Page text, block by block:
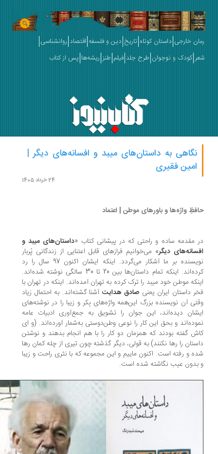
خارجی داستان کوتاه تاریخ دین و فلسفه اقتصاد روانشناسی
کودک و نوجوان طرح جلد فیلم طنز ریشه‌ها پس از کتاب
نگاهی به داستان‌های میبد و افسانه‌های دیگر |
امین فقیری
واژه‌ها و باورهای موطن | اعتماد
مقدمه ساده و راحتی که در پیشانی کتاب «داستان‌های میبد و
دیگر» می‌خوانیم فرازهای قابل اعتنایی از زندگانی پُربار
نویسنده بر ما آشکار می‌گردد. اینکه ایشان اکنون 97 سال را رد
کرده‌اند. اینکه تمام داستان‌ها بین 20 تا 30 ‌سالگی نوشته شده‌اند.
موطن خود میبد را ترک کرده به تهران آمده‌اند. اینکه در تهران با
داستان ایران یعنیصادق هدایتآشنا گشته‌اند. به احتمال زیاد
آن نویسنده بزرگ این‌همه واژه‌های بِکر و زیبا را در نوشته‌های
دیده‌اند، این جوان را تشویق به جمع‌آوری ادبیات عامه
و بحق این کار را نوعی وطن‌دوستی به‌شمار آورده‌اند. (و ‌ای
گفته بودند که همزمان دو کار را با هم انجام بدهند و نوشتن
را رها نکنند) به قولی، دیگر گذشته چون تیری از چله کمان رها
و رفته است. اکنون ماییم و این مجموعه که با نثری راحت و زیبا
عیب نگاشته شده است.